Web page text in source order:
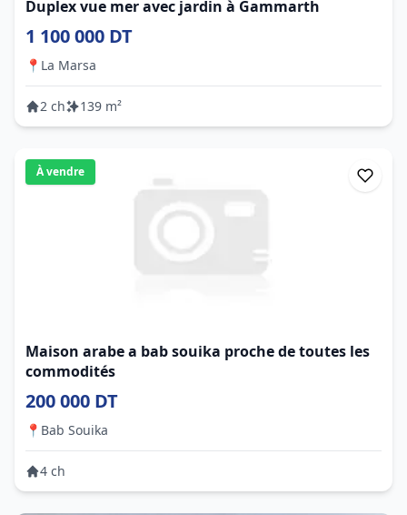
Duplex vue mer avec jardin à Gammarth
1 100 000 DT
📍 La Marsa
2 ch 139 m²
À vendre
Maison arabe a bab souika proche de toutes les
commodités
200 000 DT
📍 Bab Souika
4 ch